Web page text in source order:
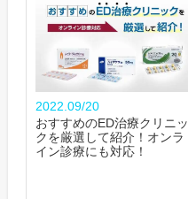
2022.09/20
おすすめのED治療クリニッ
クを厳選して紹介！オンラ
イン診療にも対応！